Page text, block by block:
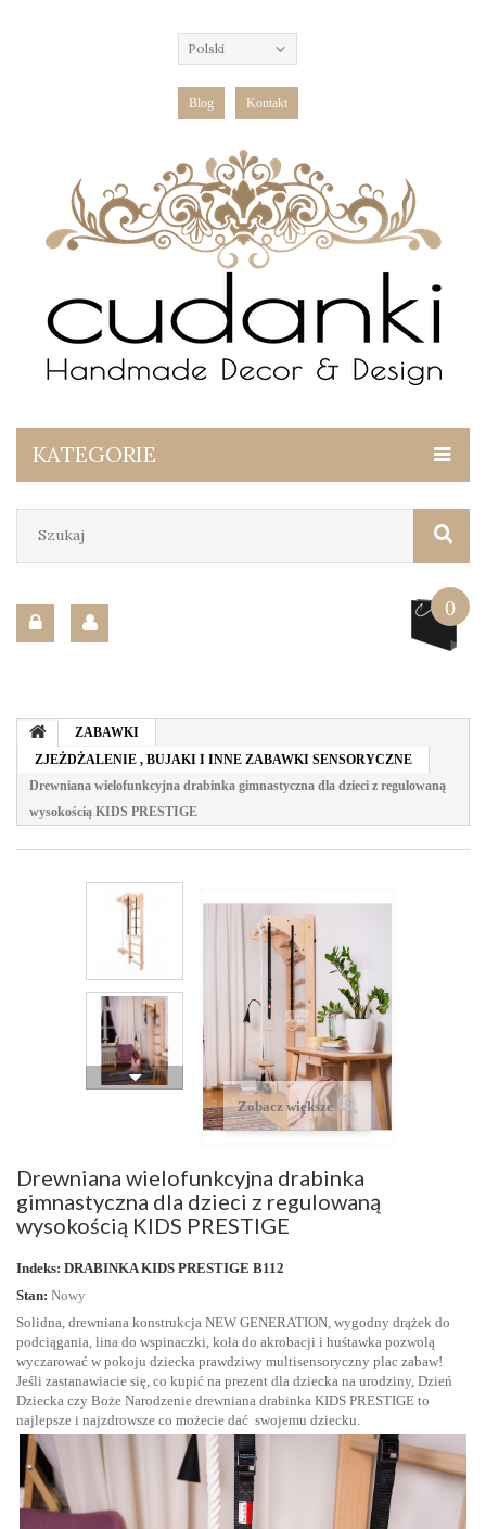
Polski
Blog Kontakt
KATEGORIE
0
ZABAWKI
ZJEŻDŻALENIE , BUJAKI I INNE ZABAWKI SENSORYCZNE
Drewniana wielofunkcyjna drabinka gimnastyczna dla dzieci z regulowaną
wysokością KIDS PRESTIGE
Zobacz większe
Drewniana wielofunkcyjna drabinka
gimnastyczna dla dzieci z regulowaną
wysokością KIDS PRESTIGE
Indeks: DRABINKA KIDS PRESTIGE B112
Stan: Nowy
Solidna, drewniana konstrukcja NEW GENERATION, wygodny drążek do
podciągania, lina do wspinaczki, koła do akrobacji i huśtawka pozwolą
wyczarować w pokoju dziecka prawdziwy multisensoryczny plac zabaw!
Jeśli zastanawiacie się, co kupić na prezent dla dziecka na urodziny, Dzień
Dziecka czy Boże Narodzenie drewniana drabinka KIDS PRESTIGE to
najlepsze i najzdrowsze co możecie dać swojemu dziecku.